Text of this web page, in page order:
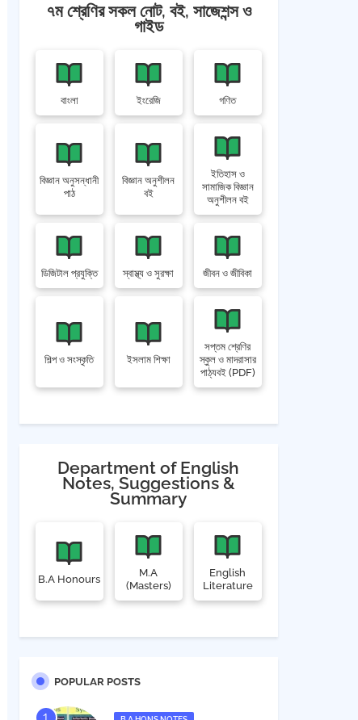
৭ম শ্রেণির সকল নোট, বই, সাজেশন্স ও
গাইড
বাংলা ইংরেজি গণিত
বিজ্ঞান অনুসন্ধানী
পাঠ
বিজ্ঞান অনুশীলন
বই
ইতিহাস ও
সামাজিক বিজ্ঞান
অনুশীলন বই
ডিজিটাল প্রযুক্তি স্বাস্থ্য ও সুরক্ষা জীবন ও জীবিকা
শিল্প ও সংস্কৃতি ইসলাম শিক্ষা
সপ্তম শ্রেণির
স্কুল ও মাদরাসার
পাঠ্যবই (PDF)
Department of English
Notes, Suggestions &
Summary
B.A Honours
M.A
(Masters)
English
Literature
POPULAR POSTS